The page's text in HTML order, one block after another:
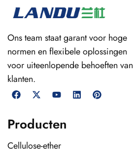
Ons team staat garant voor hoge
normen en flexibele oplossingen
voor uiteenlopende behoeften van
klanten.
Producten
Cellulose-ether